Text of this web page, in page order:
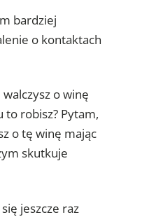
bardziej
o kontaktach
o winę
to robisz? Pytam,
o tę winę mając
skutkuje
jeszcze raz